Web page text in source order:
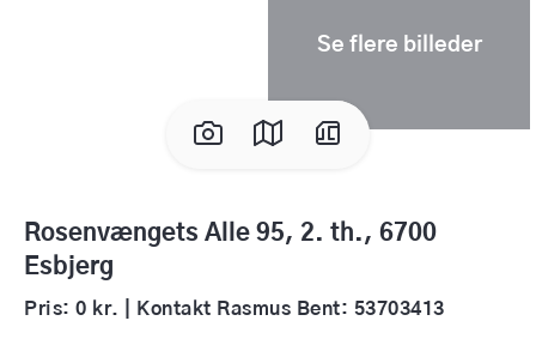
Se flere billeder
Rosenvængets Alle 95, 2. th., 6700
Esbjerg
Pris: 0 kr. | Kontakt Rasmus Bent: 53703413